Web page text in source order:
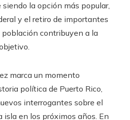
la opción más popular,
y el retiro de importantes
contribuyen a la
marca un momento
política de Puerto Rico,
interrogantes sobre el
isla en los próximos años. En